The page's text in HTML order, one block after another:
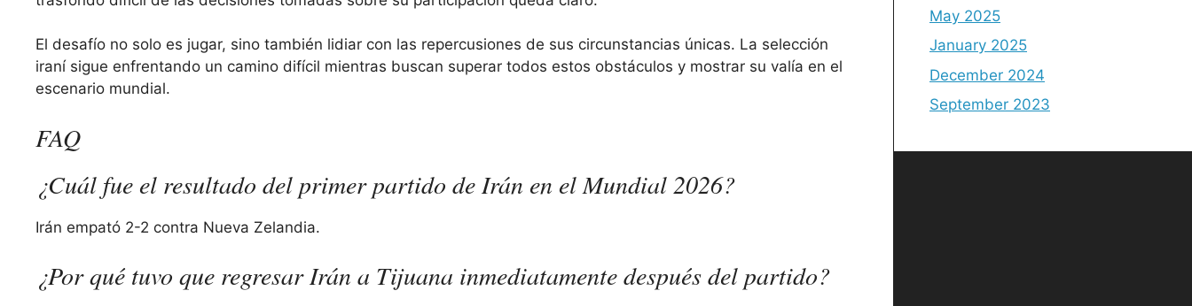
El desafío no solo es jugar, sino también lidiar con las repercusiones de sus circunstancias únicas. La selección
iraní sigue enfrentando un camino difícil mientras buscan superar todos estos obstáculos y mostrar su valía en el
escenario mundial.
FAQ
¿Cuál fue el resultado del primer partido de Irán en el Mundial 2026?
Irán empató 2-2 contra Nueva Zelandia.
¿Por qué tuvo que regresar Irán a Tijuana inmediatamente después del partido?
May 2025
January 2025
December 2024
September 2023